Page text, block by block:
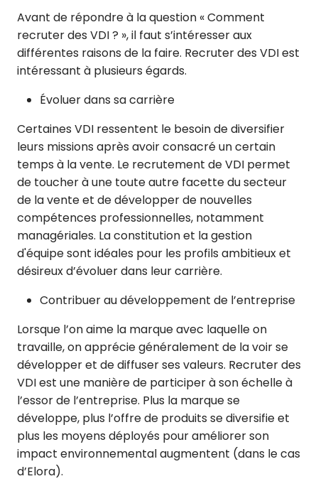
Avant de répondre à la question « Comment
recruter des VDI ? », il faut s’intéresser aux
différentes raisons de la faire. Recruter des VDI est
intéressant à plusieurs égards.
Évoluer dans sa carrière
Certaines VDI ressentent le besoin de diversifier
leurs missions après avoir consacré un certain
temps à la vente. Le recrutement de VDI permet
de toucher à une toute autre facette du secteur
de la vente et de développer de nouvelles
compétences professionnelles, notamment
managériales. La constitution et la gestion
d'équipe sont idéales pour les profils ambitieux et
désireux d’évoluer dans leur carrière.
Contribuer au développement de l’entreprise
Lorsque l’on aime la marque avec laquelle on
travaille, on apprécie généralement de la voir se
développer et de diffuser ses valeurs. Recruter des
VDI est une manière de participer à son échelle à
l’essor de l’entreprise. Plus la marque se
développe, plus l’offre de produits se diversifie et
plus les moyens déployés pour améliorer son
impact environnemental augmentent (dans le cas
d’Elora).